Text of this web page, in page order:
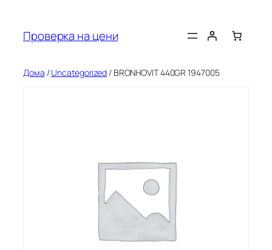
содржината
Проверка на цени
Дома /Uncategorized / BRONHOVIT 440GR 1947005